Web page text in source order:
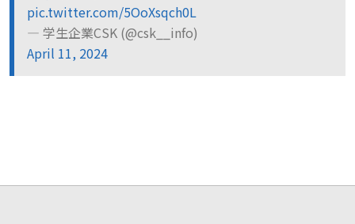
pic.twitter.com/5OoXsqch0L
— 学生企業CSK (@csk__info)
April 11, 2024